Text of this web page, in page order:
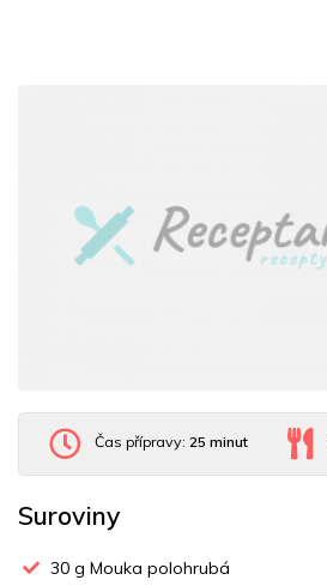
Čas přípravy: 25 minut
Suroviny
30 g Mouka polohrubá